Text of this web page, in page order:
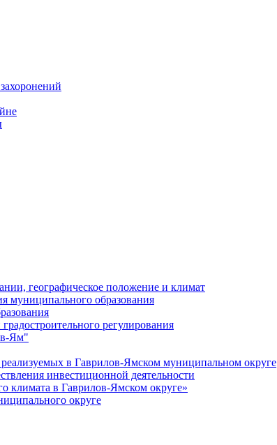
географическое положение и климат
муниципального образования
регулирования
Ям"
в Гаврилов-Ямском муниципальном округе
инвестиционной деятельности
климата в Гаврилов-Ямском округе»
округе